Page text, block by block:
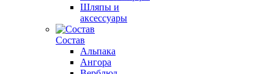
Шляпы и
аксессуары
Состав
Альпака
Ангора